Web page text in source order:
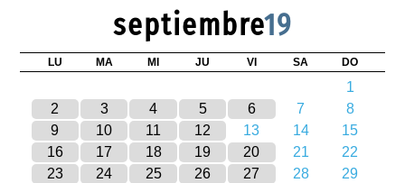
septiembre19
LU MA MI JU VI SA DO
1
2
3 4 5 6 7
8
9
10 11 12 13 14
15
16
17 18 19 20 21
22
23
24 25 26 27 28
29